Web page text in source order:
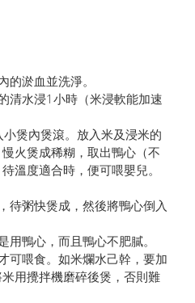
的淤血並洗淨。
清水浸1小時（米浸軟能加速
煲內煲滾。放入米及浸米的
火煲成稀糊，取出鴨心（不
溫度適合時，便可喂嬰兒。
待粥快煲成，然後將鴨心倒入
鴨心，而且鴨心不肥膩。
可喂食。如米爛水己幹，要加
用攪拌機磨碎後煲，否則難